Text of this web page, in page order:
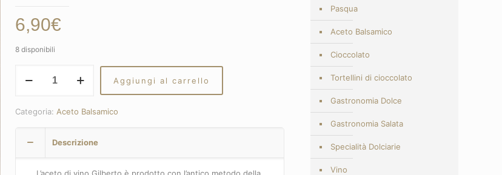
6,90€
8 disponibili
ROSSO
Aggiungi al carrello
Categoria: Aceto Balsamico
Descrizione
Pasqua
Aceto Balsamico
Cioccolato
Tortellini di cioccolato
Gastronomia Dolce
Gastronomia Salata
Specialità Dolciarie
Vino